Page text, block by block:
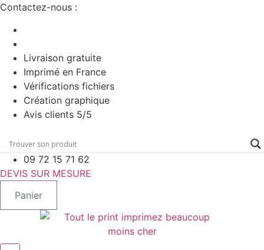
Aller
contenu
Contactez-nous :
Livraison gratuite
Imprimé en France
Vérifications fichiers
Création graphique
Avis clients 5/5
09 72 15 71 62
DEVIS SUR MESURE
Panier